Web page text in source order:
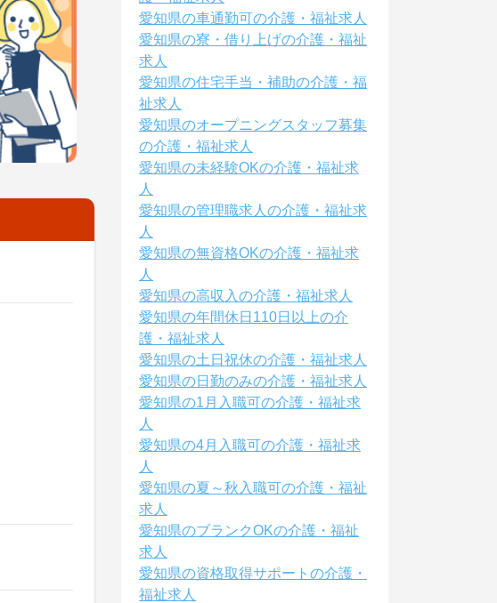
愛知県の車通勤可の介護・福祉求人
愛知県の寮・借り上げの介護・福祉
求人
愛知県の住宅手当・補助の介護・福
祉求人
愛知県のオープニングスタッフ募集
の介護・福祉求人
愛知県の未経験OKの介護・福祉求
人
愛知県の管理職求人の介護・福祉求
人
愛知県の無資格OKの介護・福祉求
人
愛知県の高収入の介護・福祉求人
愛知県の年間休日110日以上の介
護・福祉求人
愛知県の土日祝休の介護・福祉求人
愛知県の日勤のみの介護・福祉求人
愛知県の1月入職可の介護・福祉求
人
愛知県の4月入職可の介護・福祉求
人
愛知県の夏～秋入職可の介護・福祉
求人
愛知県のブランクOKの介護・福祉
求人
愛知県の資格取得サポートの介護・
福祉求人